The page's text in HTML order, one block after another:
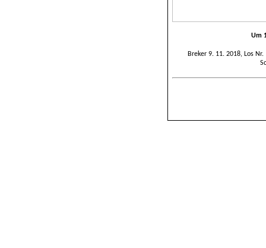
Um
Breker 9. 11. 2018, Los